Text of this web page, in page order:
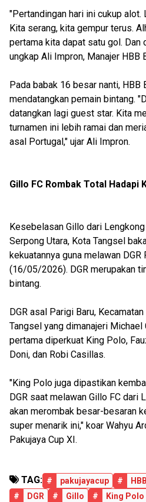
"Pertandingan hari ini cukup alot.
Kita serang, kita gempur terus.
pertama kita dapat satu gol. Dan
ungkap Ali Impron, Manajer HBB
Pada babak 16 besar nanti, HBB
mendatangkan pemain bintang.
datangkan lagi guest star. Kita
turnamen ini lebih ramai dan
asal Portugal," ujar Ali Impron.
Gillo FC Rombak Total Hadapi
Kesebelasan Gillo dari
Serpong Utara, Kota Tangsel
kekuatannya guna melawan DGR
(16/05/2026). DGR merupakan
bintang.
DGR asal Parigi Baru,
Tangsel yang dimanajeri Michael
pertama diperkuat King Polo,
Doni, dan Robi Casillas.
"King Polo juga dipastikan
DGR saat melawan Gillo FC dari
akan merombak besar-besaran
super menarik ini," koar Wahyu
Pakujaya Cup XI.
TAG: # pakujayacup #
#
DGR # Gillo # King Polo